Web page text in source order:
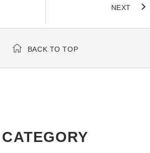
NEXT
BACK TO TOP
CATEGORY